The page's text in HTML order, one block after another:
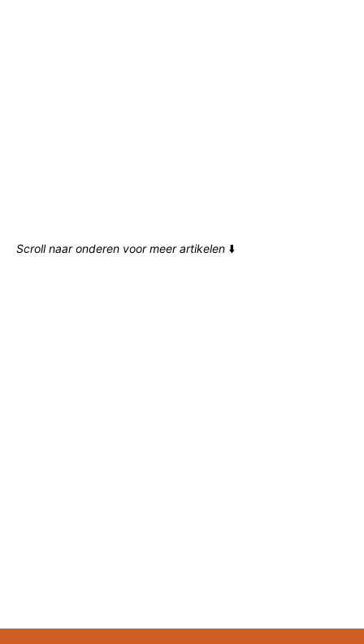
Scroll naar onderen voor meer artikelen ⬇️